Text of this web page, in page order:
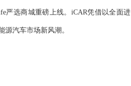
严选商城重磅上线。iCAR凭借以全面进
源汽车市场新风潮。
2022年1月全国轿车销量